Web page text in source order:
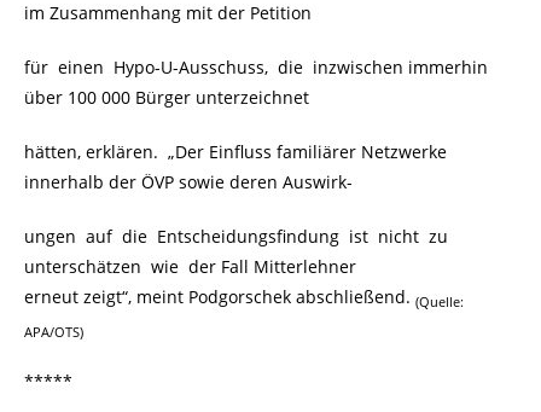
im Zusammenhang mit der Petition
für einen Hypo-U-Ausschuss, die inzwischen immerhin
über 100 000 Bürger unterzeichnet
hätten, erklären. „Der Einfluss familiärer Netzwerke
innerhalb der ÖVP sowie deren Auswirk-
ungen auf die Entscheidungsfindung ist nicht zu
unterschätzen wie der Fall Mitterlehner
erneut zeigt“, meint Podgorschek abschließend. (Quelle:
APA/OTS)
*****